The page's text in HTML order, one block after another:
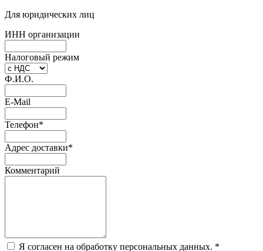
Для юридических лиц
ИНН организации
Налоговый режим
Ф.И.О.
E-Mail
Телефон*
Адрес доставки*
Комментарий
Я согласен на обработку персональных данных. *